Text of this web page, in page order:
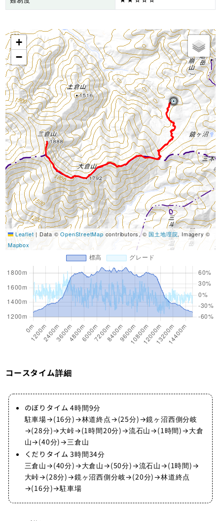
+
−
Leaflet |Data ©OpenStreetMap contributors, ©国土地理院 , Imagery ©
Mapbox
コースタイム詳細
のぼりタイム 4時間9分
駐車場→(16分)→林道終点→(25分)→鏡ヶ沼西側分岐
→(28分)→大峠→(1時間20分)→流石山→(1時間)→大倉
山→(40分)→三倉山
くだりタイム 3時間34分
三倉山→(40分)→大倉山→(50分)→流石山→(1時間)→
大峠→(28分)→鏡ヶ沼西側分岐→(20分)→林道終点
→(16分)→駐車場